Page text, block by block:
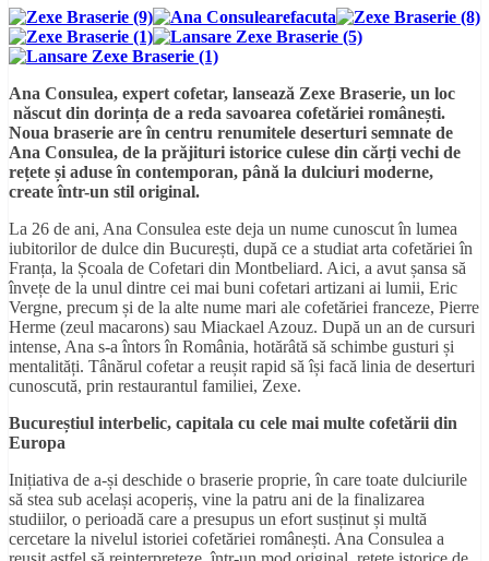
Ana Consulea, expert cofetar, lansează Zexe Braserie, un loc
născut din dorința de a reda savoarea cofetăriei românești.
Noua braserie are în centru renumitele deserturi semnate de
Ana Consulea, de la prăjituri istorice culese din cărți vechi de
rețete și aduse în contemporan, până la dulciuri moderne,
create într-un stil original.
La 26 de ani, Ana Consulea este deja un nume cunoscut în lumea
iubitorilor de dulce din București, după ce a studiat arta cofetăriei în
Franța, la Școala de Cofetari din Montbeliard. Aici, a avut șansa să
învețe de la unul dintre cei mai buni cofetari artizani ai lumii, Eric
Vergne, precum și de la alte nume mari ale cofetăriei franceze, Pierre
Herme (zeul macarons) sau Miackael Azouz. După un an de cursuri
intense, Ana s-a întors în România, hotărâtă să schimbe gusturi și
mentalități. Tânărul cofetar a reușit rapid să își facă linia de deserturi
cunoscută, prin restaurantul familiei, Zexe.
Bucureștiul interbelic, capitala cu cele mai multe cofetării din
Europa
Inițiativa de a-și deschide o braserie proprie, în care toate dulciurile
să stea sub același acoperiș, vine la patru ani de la finalizarea
studiilor, o perioadă care a presupus un efort susținut și multă
cercetare la nivelul istoriei cofetăriei românești. Ana Consulea a